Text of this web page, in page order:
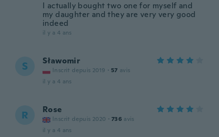
I actually bought two one for myself and
my daughter and they are very very good
indeed
il y a 4 ans
S Sławomir
Inscrit depuis 2019 · 57 avis
il y a 4 ans
R Rose
Inscrit depuis 2020 · 736 avis
il y a 4 ans